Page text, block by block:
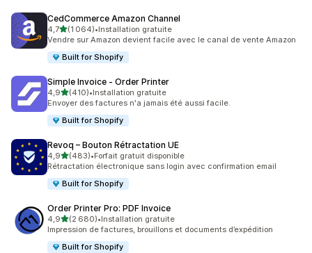
CedCommerce Amazon Channel
4,7étoile(s) sur 5
(1 064)
1064 avis au total
•Installation gratuite
Vendre sur Amazon devient facile avec le canal de vente Amazon
Built for Shopify
Simple Invoice ‑ Order Printer
4,9étoile(s) sur 5
(410)
410 avis au total
•Installation gratuite
Envoyer des factures n'a jamais été aussi facile.
Built for Shopify
Revoq – Bouton Rétractation UE
4,9étoile(s) sur 5
(483)
483 avis au total
•Forfait gratuit disponible
Rétractation électronique sans login avec confirmation email
Built for Shopify
Order Printer Pro: PDF Invoice
4,9étoile(s) sur 5
(2 680)
2680 avis au total
•Installation gratuite
Impression de factures, brouillons et documents d’expédition
Built for Shopify